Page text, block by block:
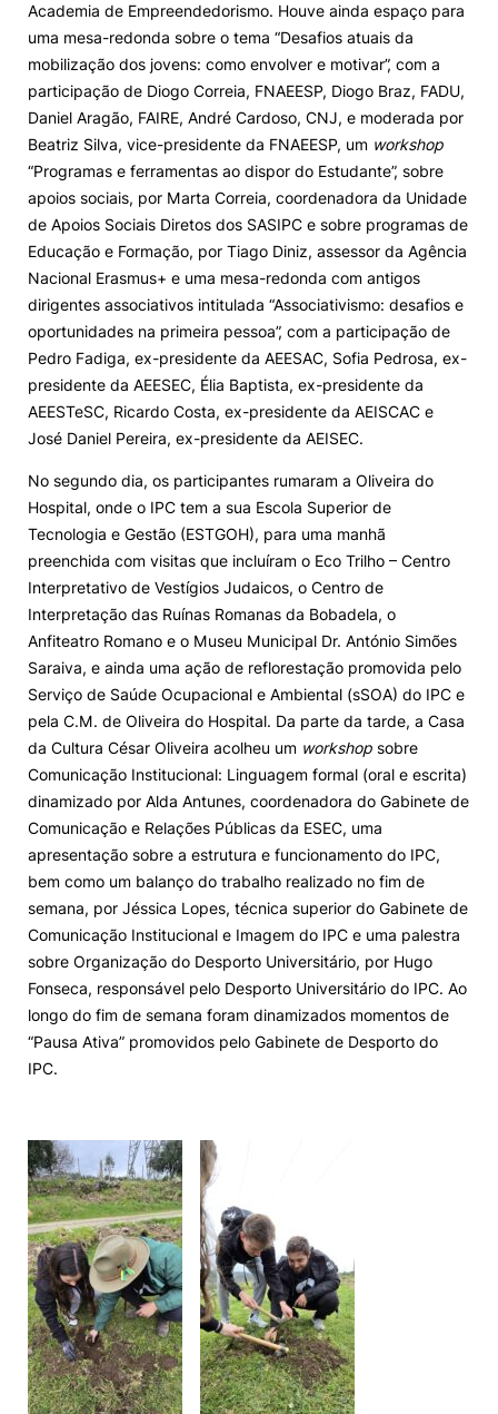
Academia de Empreendedorismo. Houve ainda espaço para
uma mesa-redonda sobre o tema “Desafios atuais da
mobilização dos jovens: como envolver e motivar”, com a
participação de Diogo Correia, FNAEESP, Diogo Braz, FADU,
Daniel Aragão, FAIRE, André Cardoso, CNJ, e moderada por
Beatriz Silva, vice-presidente da FNAEESP, um workshop
“Programas e ferramentas ao dispor do Estudante”, sobre
apoios sociais, por Marta Correia, coordenadora da Unidade
de Apoios Sociais Diretos dos SASIPC e sobre programas de
Educação e Formação, por Tiago Diniz, assessor da Agência
Nacional Erasmus+ e uma mesa-redonda com antigos
dirigentes associativos intitulada “Associativismo: desafios e
oportunidades na primeira pessoa”, com a participação de
Pedro Fadiga, ex-presidente da AEESAC, Sofia Pedrosa, ex-
presidente da AEESEC, Élia Baptista, ex-presidente da
AEESTeSC, Ricardo Costa, ex-presidente da AEISCAC e
José Daniel Pereira, ex-presidente da AEISEC.
No segundo dia, os participantes rumaram a Oliveira do
Hospital, onde o IPC tem a sua Escola Superior de
Tecnologia e Gestão (ESTGOH), para uma manhã
preenchida com visitas que incluíram o Eco Trilho – Centro
Interpretativo de Vestígios Judaicos, o Centro de
Interpretação das Ruínas Romanas da Bobadela, o
Anfiteatro Romano e o Museu Municipal Dr. António Simões
Saraiva, e ainda uma ação de reflorestação promovida pelo
Serviço de Saúde Ocupacional e Ambiental (sSOA) do IPC e
pela C.M. de Oliveira do Hospital. Da parte da tarde, a Casa
da Cultura César Oliveira acolheu um workshop sobre
Comunicação Institucional: Linguagem formal (oral e escrita)
dinamizado por Alda Antunes, coordenadora do Gabinete de
Comunicação e Relações Públicas da ESEC, uma
apresentação sobre a estrutura e funcionamento do IPC,
bem como um balanço do trabalho realizado no fim de
semana, por Jéssica Lopes, técnica superior do Gabinete de
Comunicação Institucional e Imagem do IPC e uma palestra
sobre Organização do Desporto Universitário, por Hugo
Fonseca, responsável pelo Desporto Universitário do IPC. Ao
longo do fim de semana foram dinamizados momentos de
“Pausa Ativa” promovidos pelo Gabinete de Desporto do
IPC.